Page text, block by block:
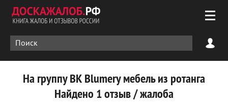
На группу ВК Blumery мебель из ротанга
Найдено 1 отзыв / жалоба